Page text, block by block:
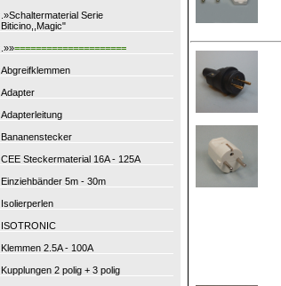
.»Schaltermaterial Serie
Biticino,,Magic"
.»»=====================
Abgreifklemmen
Adapter
Adapterleitung
Bananenstecker
CEE Steckermaterial 16A - 125A
Einziehbänder 5m - 30m
Isolierperlen
ISOTRONIC
Klemmen 2.5A - 100A
Kupplungen 2 polig + 3 polig